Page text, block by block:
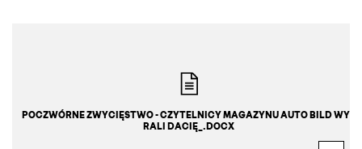
POCZWÓRNE ZWYCIĘSTWO - CZYTELNICY MAGAZYNU AUTO BILD WYB
RALI DACIĘ_.DOCX